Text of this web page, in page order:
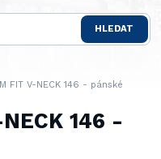
HLEDAT
FIT V-NECK 146 - pánské
146 -